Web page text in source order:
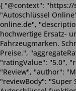
{ "@context": "https://
"Autoschlüssel
online.de",
hochwertige Ersatz-
Fahrzeugmarken.
Preise.",
"ratingValue": "5.0",
"Review", "author":
"reviewBody": "Super